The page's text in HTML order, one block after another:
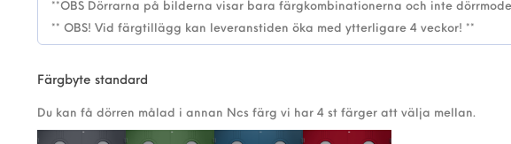
Färgbyte standard
Du kan få dörren målad i annan Ncs färg vi har 4 st färger att välja mellan.